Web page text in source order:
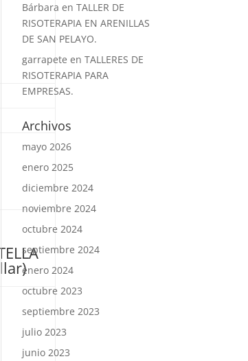
Bárbara enTALLER DE
RISOTERAPIA EN ARENILLAS
DE SAN PELAYO.
garrapete enTALLERES DE
RISOTERAPIA PARA
EMPRESAS.
Archivos
mayo 2026
enero 2025
diciembre 2024
noviembre 2024
octubre 2024
septiembre 2024
enero 2024
octubre 2023
septiembre 2023
julio 2023
junio 2023